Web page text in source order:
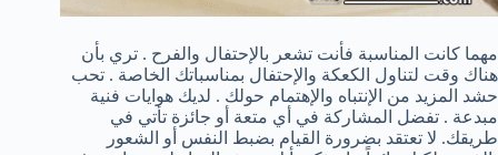
مهما كانت المناسبة فأنت تشعر بالإحتفال والفرح . تري بأن
هناك وقت لتناول الكعكة والإحتفال بمناسباتك الخاصة . تحب
حشد المزيد من الإنتباه والإهتمام حولك . لديك هوايات فنية
مبدعة . تفضل المشاركة في أي متعة أو جائزة تأتي في
طريقك. لا تعتقد بضرورة القيام بضبط النفس أو الشعور